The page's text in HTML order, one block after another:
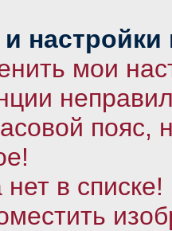
настройки
мои
пояс,
в списке!